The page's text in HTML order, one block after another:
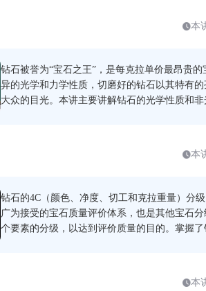
的光学与非光学性质，以进行鉴定和评价宝石。
本
钻石被誉为“宝石之王”，是每克拉单价最昂贵
异的光学和力学性质，切磨好的钻石以其特有
大众的目光。本讲主要讲解钻石的光学性质和
本
钻石的4C（颜色、净度、切工和克拉重量）分
广为接受的宝石质量评价体系，也是其他宝石
个要素的分级，以达到评价质量的目的。掌握
本